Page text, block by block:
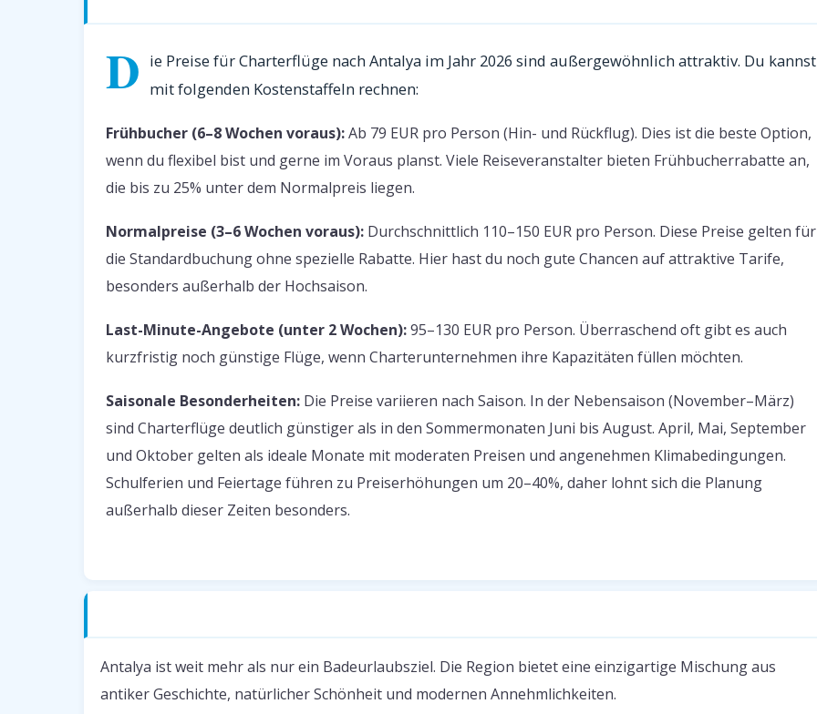
D ie Preise für Charterflüge nach Antalya im Jahr 2026 sind außergewöhnlich attraktiv. Du kannst
mit folgenden Kostenstaffeln rechnen:
Frühbucher (6–8 Wochen voraus):Ab 79 EUR pro Person (Hin- und Rückflug). Dies ist die beste Option,
wenn du flexibel bist und gerne im Voraus planst. Viele Reiseveranstalter bieten Frühbucherrabatte an,
die bis zu 25% unter dem Normalpreis liegen.
Normalpreise (3–6 Wochen voraus): Durchschnittlich 110–150 EUR pro Person. Diese Preise gelten für
die Standardbuchung ohne spezielle Rabatte. Hier hast du noch gute Chancen auf attraktive Tarife,
besonders außerhalb der Hochsaison.
Last-Minute-Angebote (unter 2 Wochen):95–130 EUR pro Person. Überraschend oft gibt es auch
kurzfristig noch günstige Flüge, wenn Charterunternehmen ihre Kapazitäten füllen möchten.
Saisonale Besonderheiten: Die Preise variieren nach Saison. In der Nebensaison (November–März)
sind Charterflüge deutlich günstiger als in den Sommermonaten Juni bis August. April, Mai, September
und Oktober gelten als ideale Monate mit moderaten Preisen und angenehmen Klimabedingungen.
Schulferien und Feiertage führen zu Preiserhöhungen um 20–40%, daher lohnt sich die Planung
außerhalb dieser Zeiten besonders.
Antalya ist weit mehr als nur ein Badeurlaubsziel. Die Region bietet eine einzigartige Mischung aus
antiker Geschichte, natürlicher Schönheit und modernen Annehmlichkeiten.